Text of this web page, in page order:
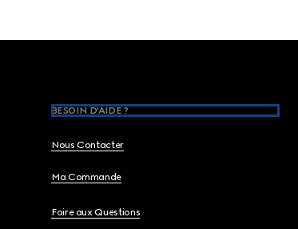
BESOIN D'AIDE ?
Nous Contacter
Ma Commande
Foire aux Questions